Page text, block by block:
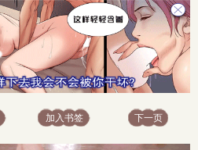
加入书签 下一页